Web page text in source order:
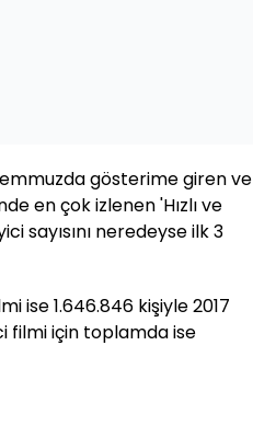
gösterime giren ve
en çok izlenen 'Hızlı ve
sayısını neredeyse ilk 3
ise 1.646.846 kişiyle 2017
filmi için toplamda ise